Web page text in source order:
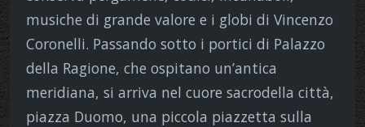
musiche di grande valore e i globi di Vincenzo
Coronelli. Passando sotto i portici di Palazzo
della Ragione, che ospitano un’antica
meridiana, si arriva nel cuore sacrodella città,
piazza Duomo, una piccola piazzetta sulla